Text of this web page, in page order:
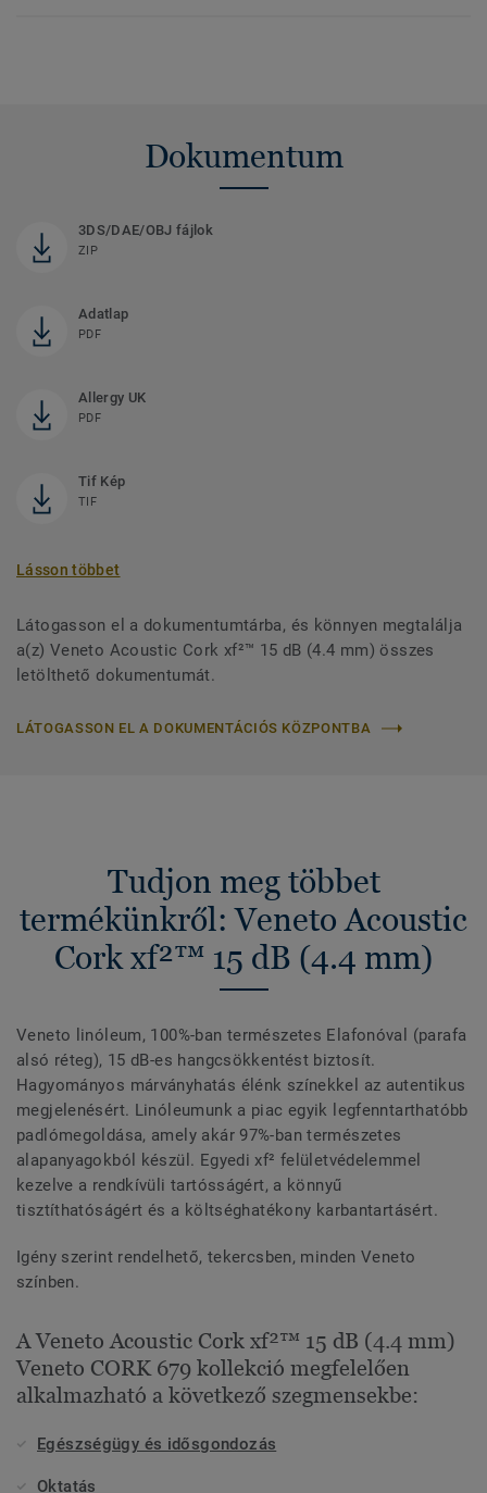
Dokumentum
3DS/DAE/OBJ fájlok
ZIP
Adatlap
PDF
Allergy UK
PDF
Tif Kép
TIF
Lásson többet
Látogasson el a dokumentumtárba, és könnyen megtalálja
a(z) Veneto Acoustic Cork xf²™ 15 dB (4.4 mm) összes
letölthető dokumentumát.
LÁTOGASSON EL A DOKUMENTÁCIÓS KÖZPONTBA
Tudjon meg többet
termékünkről: Veneto Acoustic
Cork xf²™ 15 dB (4.4 mm)
Veneto linóleum, 100%-ban természetes Elafonóval (parafa
alsó réteg), 15 dB-es hangcsökkentést biztosít.
Hagyományos márványhatás élénk színekkel az autentikus
megjelenésért. Linóleumunk a piac egyik legfenntarthatóbb
padlómegoldása, amely akár 97%-ban természetes
alapanyagokból készül. Egyedi xf² felületvédelemmel
kezelve a rendkívüli tartósságért, a könnyű
tisztíthatóságért és a költséghatékony karbantartásért.
Igény szerint rendelhető, tekercsben, minden Veneto
színben.
A Veneto Acoustic Cork xf²™ 15 dB (4.4 mm)
Veneto CORK 679 kollekció megfelelően
alkalmazható a következő szegmensekbe:
Egészségügy és idősgondozás
Oktatás